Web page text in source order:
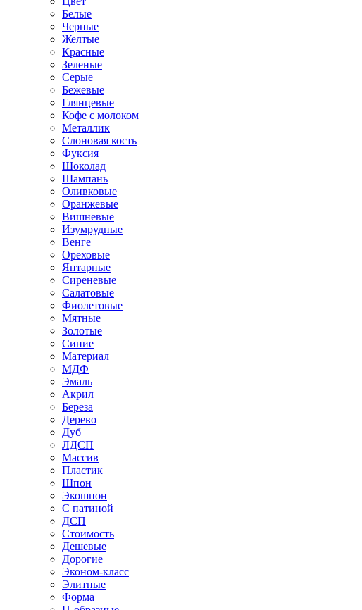
Белые
Черные
Желтые
Красные
Зеленые
Серые
Бежевые
Глянцевые
Кофе с молоком
Металлик
Слоновая кость
Фуксия
Шоколад
Шампань
Оливковые
Оранжевые
Вишневые
Изумрудные
Венге
Ореховые
Янтарные
Сиреневые
Салатовые
Фиолетовые
Мятные
Золотые
Синие
Материал
МДФ
Эмаль
Акрил
Береза
Дерево
Дуб
ЛДСП
Массив
Пластик
Шпон
Экошпон
С патиной
ДСП
Стоимость
Дешевые
Дорогие
Эконом-класс
Элитные
Форма